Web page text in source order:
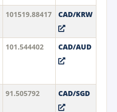
101519.88417 CAD/KRW
101.544402 CAD/AUD
91.505792 CAD/SGD